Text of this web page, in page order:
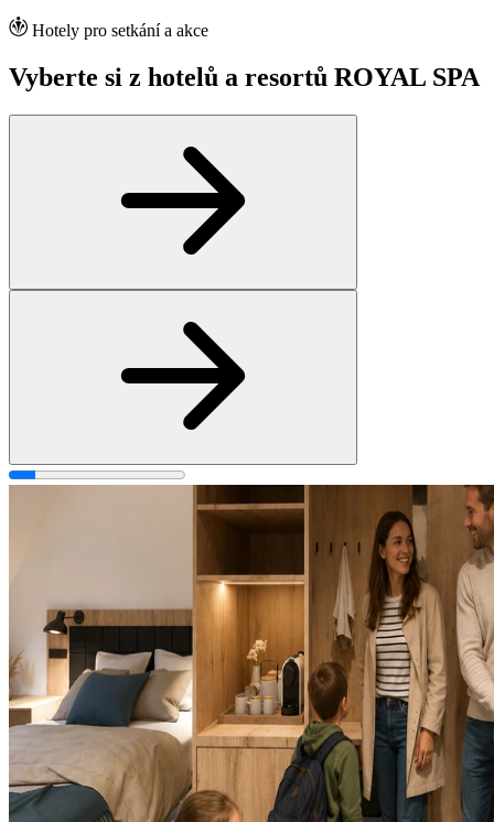
Hotely pro setkání a akce
Vyberte si z hotelů a resortů ROYAL SPA